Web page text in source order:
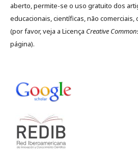
aberto, permite-se o uso gratuito dos
educacionais, científicas, não
(por favor, veja a Licença Creative
página).